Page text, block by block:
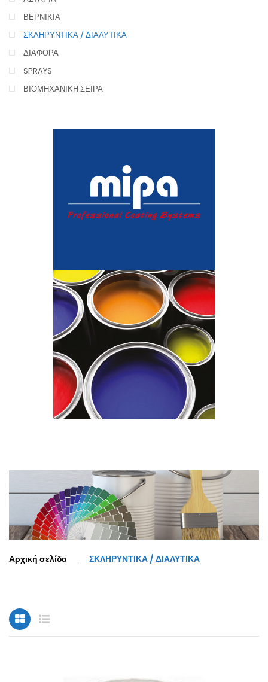
ΒΕΡΝΙΚΙΑ
ΣΚΛΗΡΥΝΤΙΚΑ / ΔΙΑΛΥΤΙΚΑ
ΔΙΑΦΟΡΑ
SPRAYS
ΒΙΟΜΗΧΑΝΙΚΗ ΣΕΙΡΑ
Αρχική σελίδα ΣΚΛΗΡΥΝΤΙΚΑ / ΔΙΑΛΥΤΙΚΑ